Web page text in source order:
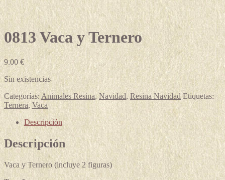
0813 Vaca y Ternero
9.00€
Sin existencias
Categorías:Animales Resina,Navidad,Resina Navidad Etiquetas:
Ternera,Vaca
Descripción
Descripción
Vaca y Ternero (incluye 2 figuras)